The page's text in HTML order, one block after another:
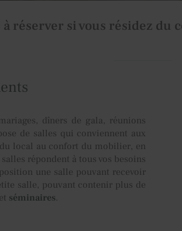
à réserver si vous résidez du
dîners de gala, réunions
de salles qui conviennent aux
local au confort du mobilier, en
répondent à tous vos besoins
une salle pouvant recevoir
salle, pouvant contenir plus de
séminaires.